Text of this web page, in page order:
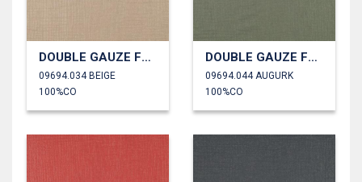
DOUBLE GAUZE FOLIE
09694.034 BEIGE
100%CO
DOUBLE GAUZE FOLIE
09694.044 AUGURK
100%CO